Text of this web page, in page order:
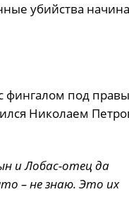
убийства
под
Николаем
и Лобас-отец да
– не знаю. Это их